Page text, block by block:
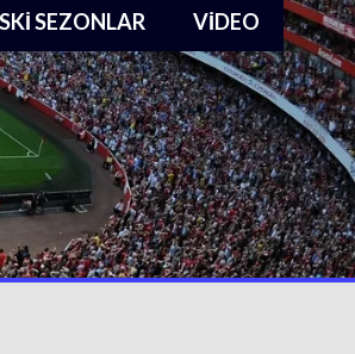
SEZONLAR VIDEO